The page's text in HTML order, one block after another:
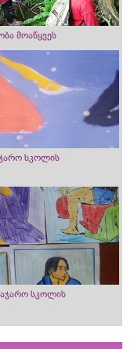
მოაწყვეს
სკოლის
სკოლის